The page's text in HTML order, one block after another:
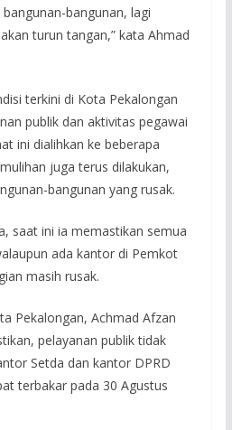
bangunan, lagi
turun tangan,” kata Ahmad
terkini di Kota Pekalongan
publik dan aktivitas pegawai
ini dialihkan ke beberapa
juga terus dilakukan,
bangunan yang rusak.
saat ini ia memastikan semua
ada kantor di Pemkot
masih rusak.
Pekalongan, Achmad Afzan
pelayanan publik tidak
Setda dan kantor DPRD
terbakar pada 30 Agustus